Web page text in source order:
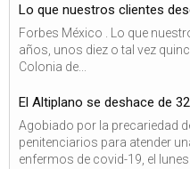
Lo que nuestros clientes
Forbes México . Lo que
años, unos diez o tal vez
Colonia de...
El Altiplano se deshace de
Agobiado por la precariedad
penitenciarios para atender
enfermos de covid-19, el lunes...